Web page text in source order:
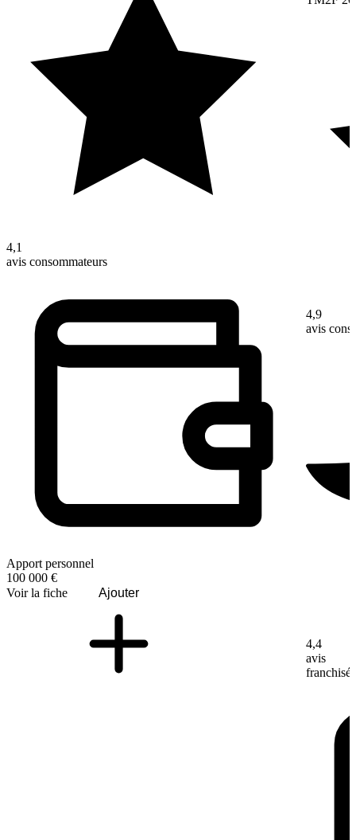
4,1
avis consommateurs
Apport personnel
100 000 €
Voir la fiche
Ajouter
4,9
avis
4,4
avis
franchisé